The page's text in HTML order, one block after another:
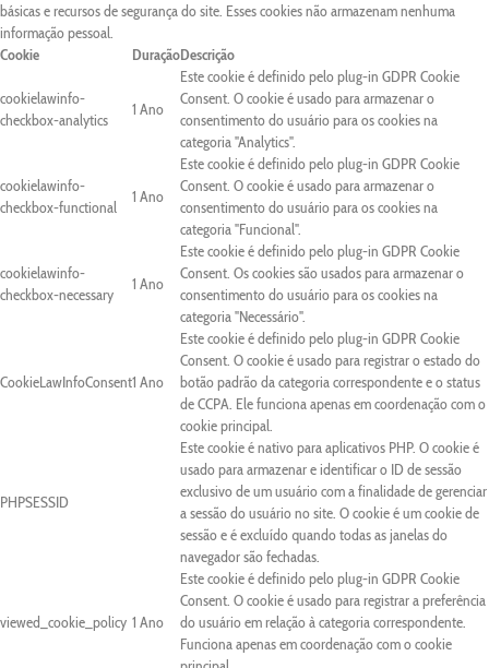
básicas e recursos de segurança do site. Esses cookies não armazenam nenhuma
informação pessoal.
Cookie
DuraçãoDescrição
cookielawinfo-
checkbox-analytics
1 Ano
Este cookie é definido pelo plug-in GDPR Cookie
Consent. O cookie é usado para armazenar o
consentimento do usuário para os cookies na
categoria "Analytics".
cookielawinfo-
checkbox-functional
1 Ano
Este cookie é definido pelo plug-in GDPR Cookie
Consent. O cookie é usado para armazenar o
consentimento do usuário para os cookies na
categoria "Funcional".
cookielawinfo-
checkbox-necessary
1 Ano
Este cookie é definido pelo plug-in GDPR Cookie
Consent. Os cookies são usados para armazenar o
consentimento do usuário para os cookies na
categoria "Necessário".
CookieLawInfoConsent1 Ano
Este cookie é definido pelo plug-in GDPR Cookie
Consent. O cookie é usado para registrar o estado do
botão padrão da categoria correspondente e o status
de CCPA. Ele funciona apenas em coordenação com o
cookie principal.
PHPSESSID
Este cookie é nativo para aplicativos PHP. O cookie é
usado para armazenar e identificar o ID de sessão
exclusivo de um usuário com a finalidade de gerenciar
a sessão do usuário no site. O cookie é um cookie de
sessão e é excluído quando todas as janelas do
navegador são fechadas.
viewed_cookie_policy 1 Ano
Este cookie é definido pelo plug-in GDPR Cookie
Consent. O cookie é usado para registrar a preferência
do usuário em relação à categoria correspondente.
Funciona apenas em coordenação com o cookie